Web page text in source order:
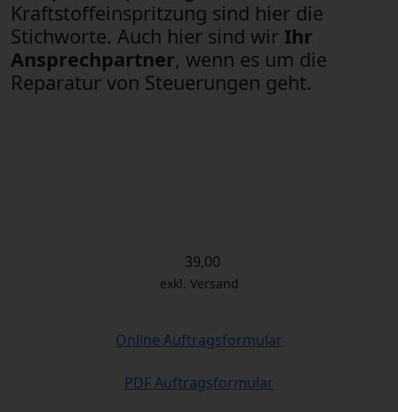
Kraftstoffeinspritzung sind hier die
Stichworte. Auch hier sind wir Ihr
Ansprechpartner, wenn es um die
Reparatur von Steuerungen geht.
39,00
exkl. Versand
Online Auftragsformular
PDF Auftragsformular